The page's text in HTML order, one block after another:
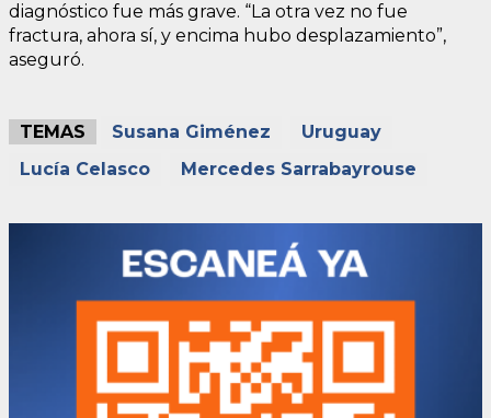
diagnóstico fue más grave. “La otra vez no fue
fractura, ahora sí, y encima hubo desplazamiento”,
aseguró.
TEMAS Susana Giménez
Uruguay
Lucía Celasco
Mercedes Sarrabayrouse